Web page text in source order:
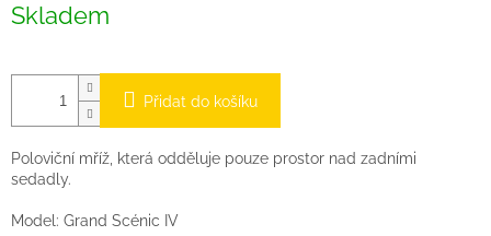
cena:
Skladem
Přidat do košíku
Poloviční mříž, která odděluje pouze prostor nad zadními
sedadly.
Model: Grand Scénic IV